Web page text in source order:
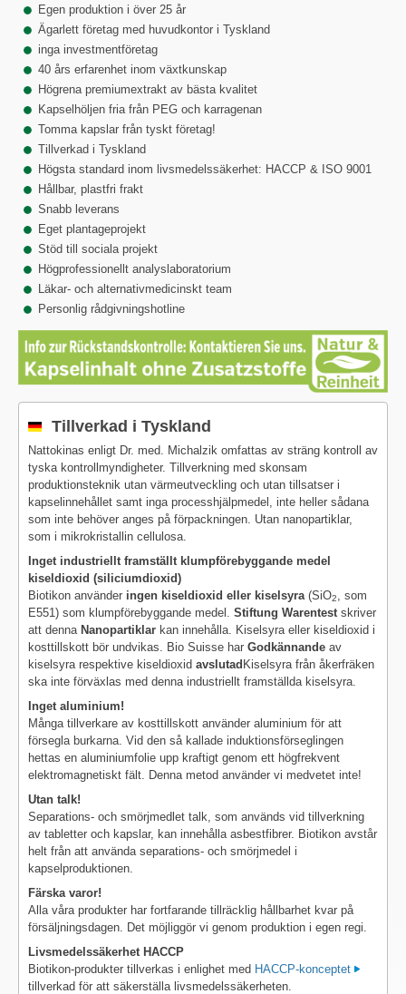
Egen produktion i över 25 år
Ägarlett företag med huvudkontor i Tyskland
inga investmentföretag
40 års erfarenhet inom växtkunskap
Högrena premiumextrakt av bästa kvalitet
Kapselhöljen fria från PEG och karragenan
Tomma kapslar från tyskt företag!
Tillverkad i Tyskland
Högsta standard inom livsmedelssäkerhet: HACCP & ISO 9001
Hållbar, plastfri frakt
Snabb leverans
Eget plantageprojekt
Stöd till sociala projekt
Högprofessionellt analyslaboratorium
Läkar- och alternativmedicinskt team
Personlig rådgivningshotline
Tillverkad i Tyskland
Nattokinas enligt Dr. med. Michalzik omfattas av sträng kontroll av
tyska kontrollmyndigheter. Tillverkning med skonsam
produktionsteknik utan värmeutveckling och utan tillsatser i
kapselinnehållet samt inga processhjälpmedel, inte heller sådana
som inte behöver anges på förpackningen. Utan nanopartiklar,
som i mikrokristallin cellulosa.
Inget industriellt framställt klumpförebyggande medel
kiseldioxid (siliciumdioxid)
Biotikon använder ingen kiseldioxid eller kiselsyra (SiO2
, som
E551) som klumpförebyggande medel. Stiftung Warentest skriver
att denna Nanopartiklar kan innehålla. Kiselsyra eller kiseldioxid i
kosttillskott bör undvikas. Bio Suisse har Godkännande av
kiselsyra respektive kiseldioxid avslutad Kiselsyra från åkerfräken
ska inte förväxlas med denna industriellt framställda kiselsyra.
Inget aluminium!
Många tillverkare av kosttillskott använder aluminium för att
försegla burkarna. Vid den så kallade induktionsförseglingen
hettas en aluminiumfolie upp kraftigt genom ett högfrekvent
elektromagnetiskt fält. Denna metod använder vi medvetet inte!
Utan talk!
Separations- och smörjmedlet talk, som används vid tillverkning
av tabletter och kapslar, kan innehålla asbestfibrer. Biotikon avstår
helt från att använda separations- och smörjmedel i
kapselproduktionen.
Färska varor!
Alla våra produkter har fortfarande tillräcklig hållbarhet kvar på
försäljningsdagen. Det möjliggör vi genom produktion i egen regi.
Livsmedelssäkerhet HACCP
Biotikon-produkter tillverkas i enlighet med HACCP-konceptet
tillverkad för att säkerställa livsmedelssäkerheten.